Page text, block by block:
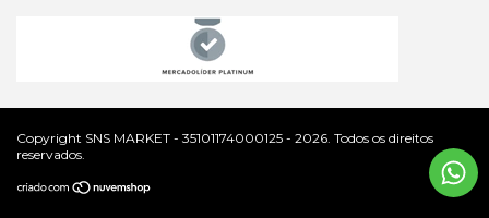
Copyright SNS MARKET - 35101174000125 - 2026. Todos os direitos
reservados.